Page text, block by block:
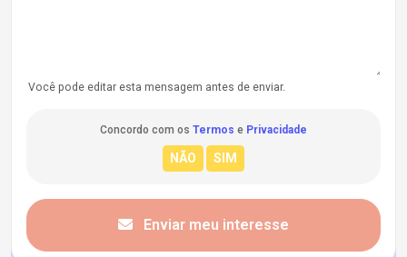
Você pode editar esta mensagem antes de enviar.
Concordo com os Termos e Privacidade
Enviar meu interesse